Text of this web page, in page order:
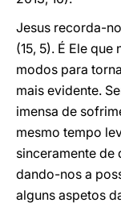
Jesus recorda-
(15, 5). É Ele
modos para
mais evidente.
imensa de
mesmo tempo
sinceramente de
dando-nos a
alguns aspetos